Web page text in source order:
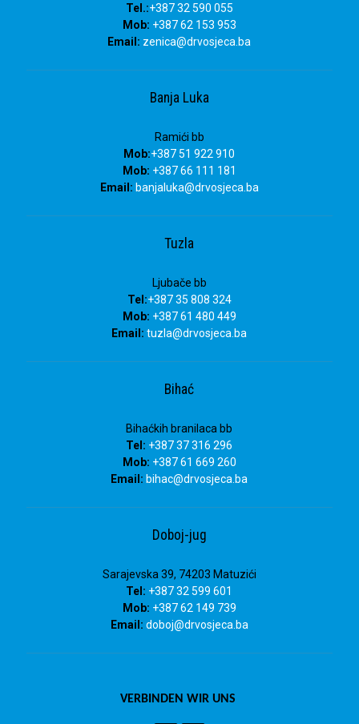
Tel.:+387 32 590 055
Mob: +387 62 153 953
Email: zenica@drvosjeca.ba
Banja Luka
Ramići bb
Mob:+387 51 922 910
Mob: +387 66 111 181
Email: banjaluka@drvosjeca.ba
Tuzla
Ljubače bb
Tel:+387 35 808 324
Mob: +387 61 480 449
Email: tuzla@drvosjeca.ba
Bihać
Bihaćkih branilaca bb
Tel: +387 37 316 296
Mob: +387 61 669 260
Email: bihac@drvosjeca.ba
Doboj-jug
Sarajevska 39, 74203 Matuzići
Tel: +387 32 599 601
Mob: +387 62 149 739
Email: doboj@drvosjeca.ba
VERBINDEN WIR UNS